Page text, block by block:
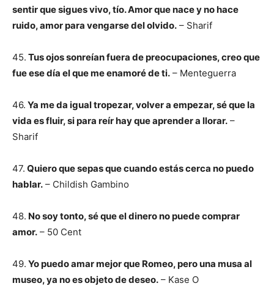
sentir que sigues vivo, tío. Amor que nace y no hace
ruido, amor para vengarse del olvido. – Sharif
45. Tus ojos sonreían fuera de preocupaciones, creo que
fue ese día el que me enamoré de ti. – Menteguerra
46. Ya me da igual tropezar, volver a empezar, sé que la
vida es fluir, si para reír hay que aprender a llorar. –
Sharif
47. Quiero que sepas que cuando estás cerca no puedo
hablar. – Childish Gambino
48. No soy tonto, sé que el dinero no puede comprar
amor. – 50 Cent
49. Yo puedo amar mejor que Romeo, pero una musa al
museo, ya no es objeto de deseo. – Kase O